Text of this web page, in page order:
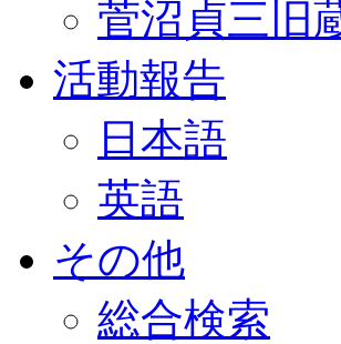
菅沼貞三旧
活動報告
日本語
英語
その他
総合検索